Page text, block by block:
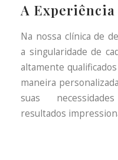
A Experiência
Na nossa clínica de
a singularidade de
altamente
maneira
suas
resultados